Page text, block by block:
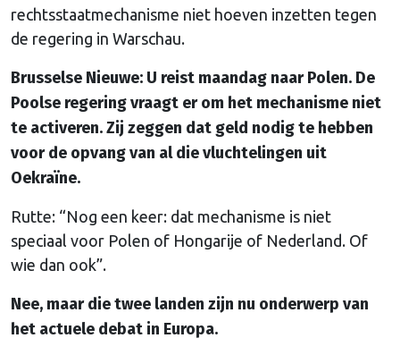
rechtsstaatmechanisme niet hoeven inzetten tegen
de regering in Warschau.
Brusselse Nieuwe: U reist maandag naar Polen. De
Poolse regering vraagt er om het mechanisme niet
te activeren. Zij zeggen dat geld nodig te hebben
voor de opvang van al die vluchtelingen uit
Oekraïne.
Rutte: “Nog een keer: dat mechanisme is niet
speciaal voor Polen of Hongarije of Nederland. Of
wie dan ook”.
Nee, maar die twee landen zijn nu onderwerp van
het actuele debat in Europa.